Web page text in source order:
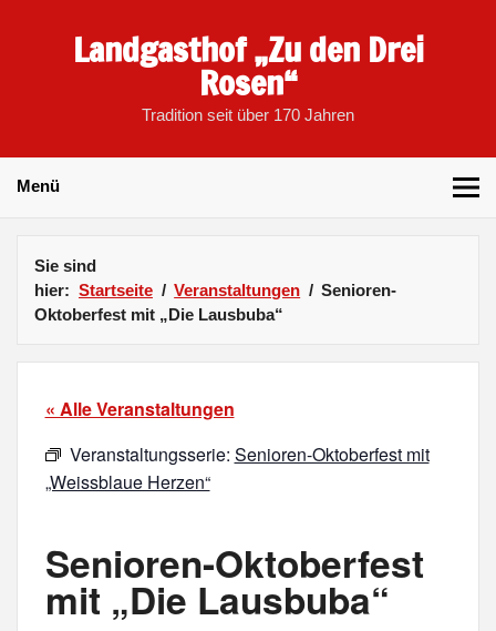
Landgasthof „Zu den Drei
Rosen“
Tradition seit über 170 Jahren
Menü
Sie sind
hier: Startseite Veranstaltungen
Senioren-
Oktoberfest mit „Die Lausbuba“
« Alle Veranstaltungen
Veranstaltungsserie: Senioren-Oktoberfest mit
„Weissblaue Herzen“
Senioren-Oktoberfest
mit „Die Lausbuba“